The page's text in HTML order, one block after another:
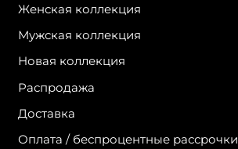
Женская коллекция
Мужская коллекция
Новая коллекция
Распродажа
Доставка
Оплата / беспроцентные рассрочки